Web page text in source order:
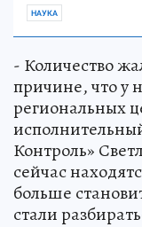
НАУКА
- Количество
причине, что у
региональных
Контроль»
сейчас
больше
стали